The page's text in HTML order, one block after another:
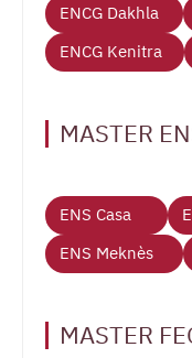
ENCG Dakhla
ENCG Kenitra
MASTER
ENS Casa
ENS Meknès
MASTER